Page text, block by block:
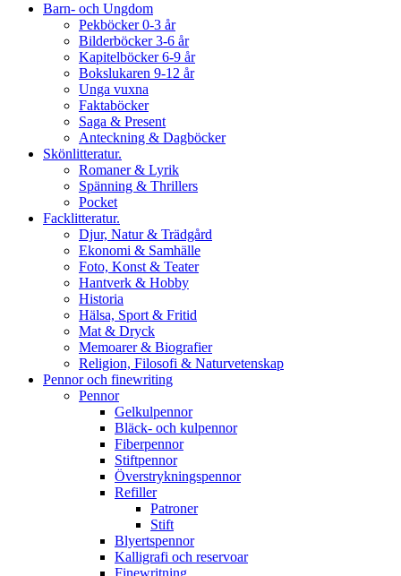
Barn- och Ungdom
Pekböcker 0-3 år
Bilderböcker 3-6 år
Kapitelböcker 6-9 år
Bokslukaren 9-12 år
Unga vuxna
Faktaböcker
Saga & Present
Anteckning & Dagböcker
Skönlitteratur.
Romaner & Lyrik
Spänning & Thrillers
Pocket
Facklitteratur.
Djur, Natur & Trädgård
Ekonomi & Samhälle
Foto, Konst & Teater
Hantverk & Hobby
Historia
Hälsa, Sport & Fritid
Mat & Dryck
Memoarer & Biografier
Religion, Filosofi & Naturvetenskap
Pennor och finewriting
Pennor
Gelkulpennor
Bläck- och kulpennor
Fiberpennor
Stiftpennor
Överstrykningspennor
Refiller
Patroner
Stift
Blyertspennor
Kalligrafi och reservoar
Finewritning